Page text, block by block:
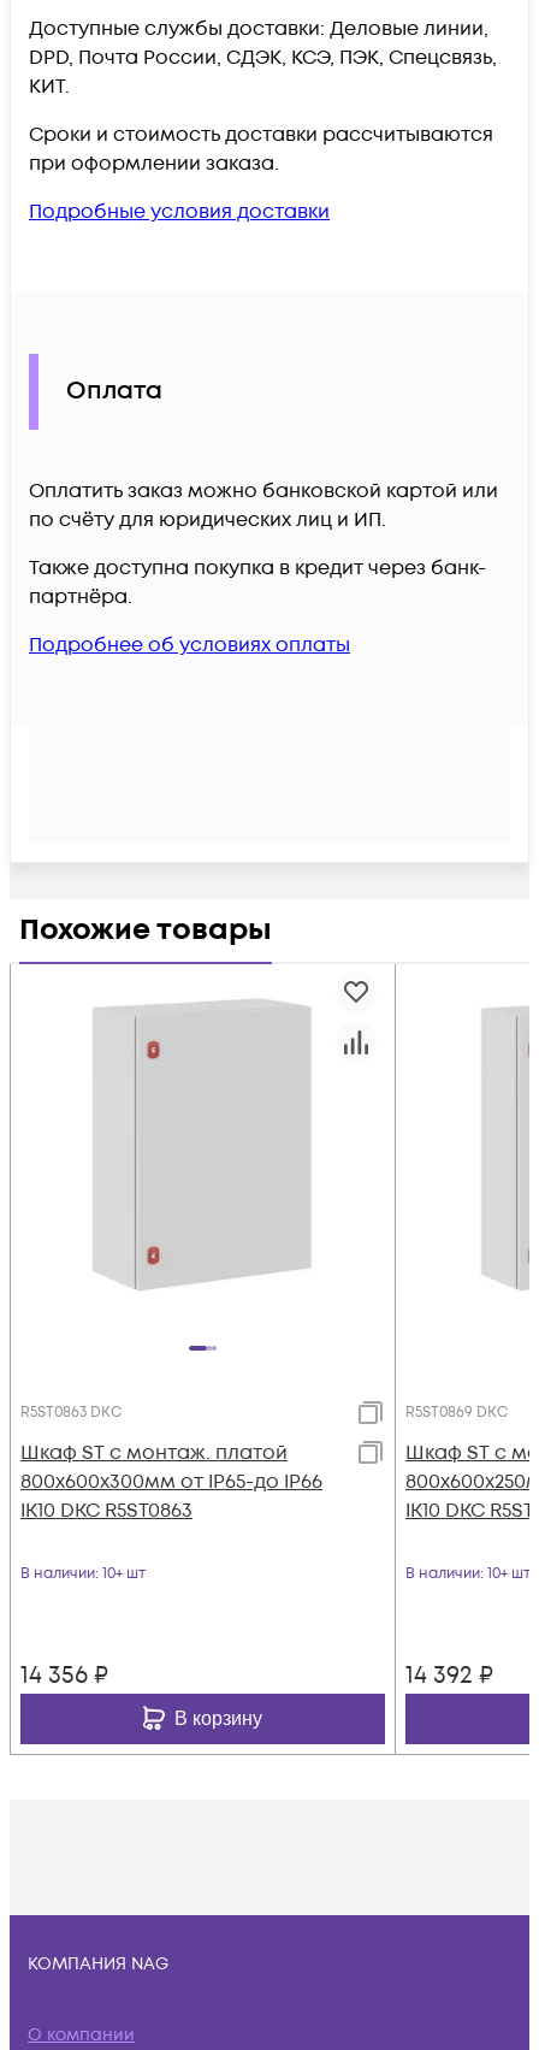
Доступные службы доставки: Деловые линии,
DPD, Почта России, СДЭК, КСЭ, ПЭК, Спецсвязь,
КИТ.
Сроки и стоимость доставки рассчитываются
при оформлении заказа.
Подробные условия доставки
Оплата
Оплатить заказ можно банковской картой или
по счёту для юридических лиц и ИП.
Также доступна покупка в кредит через банк-
партнёра.
Подробнее об условиях оплаты
Похожие товары
R5ST0863 DKC
Шкаф ST с монтаж. платой
800х600х300мм от IP65-до IP66
IK10 DKC R5ST0863
В наличии: 10+ шт
14 356 ₽
В корзину
R5ST0869 DKC
Шкаф ST с
IK10 DKC
В наличии: 10+ шт
14 392 ₽
КОМПАНИЯ NAG
О компании